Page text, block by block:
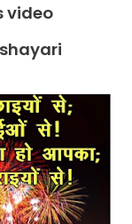
video